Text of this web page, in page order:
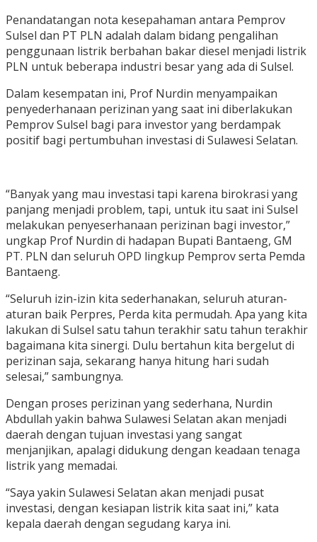
Penandatangan nota kesepahaman antara Pemprov
Sulsel dan PT PLN adalah dalam bidang pengalihan
penggunaan listrik berbahan bakar diesel menjadi listrik
PLN untuk beberapa industri besar yang ada di Sulsel.
Dalam kesempatan ini, Prof Nurdin menyampaikan
penyederhanaan perizinan yang saat ini diberlakukan
Pemprov Sulsel bagi para investor yang berdampak
positif bagi pertumbuhan investasi di Sulawesi Selatan.
“Banyak yang mau investasi tapi karena birokrasi yang
panjang menjadi problem, tapi, untuk itu saat ini Sulsel
melakukan penyeserhanaan perizinan bagi investor,”
ungkap Prof Nurdin di hadapan Bupati Bantaeng, GM
PT. PLN dan seluruh OPD lingkup Pemprov serta Pemda
Bantaeng.
“Seluruh izin-izin kita sederhanakan, seluruh aturan-
aturan baik Perpres, Perda kita permudah. Apa yang kita
lakukan di Sulsel satu tahun terakhir satu tahun terakhir
bagaimana kita sinergi. Dulu bertahun kita bergelut di
perizinan saja, sekarang hanya hitung hari sudah
selesai,” sambungnya.
Dengan proses perizinan yang sederhana, Nurdin
Abdullah yakin bahwa Sulawesi Selatan akan menjadi
daerah dengan tujuan investasi yang sangat
menjanjikan, apalagi didukung dengan keadaan tenaga
listrik yang memadai.
“Saya yakin Sulawesi Selatan akan menjadi pusat
investasi, dengan kesiapan listrik kita saat ini,” kata
kepala daerah dengan segudang karya ini.